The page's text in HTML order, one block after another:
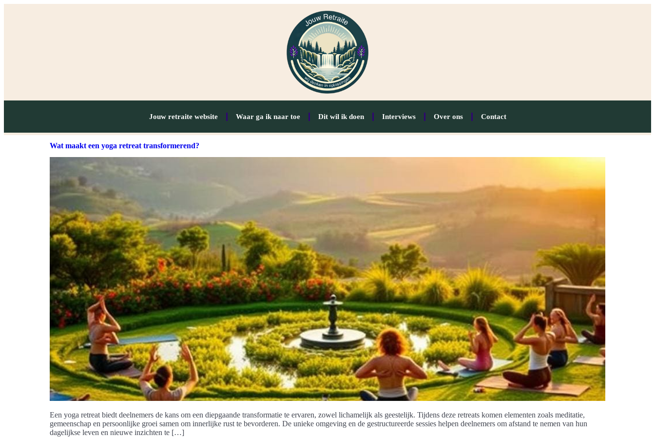
Jouw retraite website Waar ga ik naar toe Dit wil ik doen Interviews Over ons Contact
Wat maakt een yoga retreat transformerend?
Een yoga retreat biedt deelnemers de kans om een diepgaande transformatie te ervaren, zowel lichamelijk als geestelijk. Tijdens deze retreats komen elementen zoals meditatie,
gemeenschap en persoonlijke groei samen om innerlijke rust te bevorderen. De unieke omgeving en de gestructureerde sessies helpen deelnemers om afstand te nemen van hun
dagelijkse leven en nieuwe inzichten te […]